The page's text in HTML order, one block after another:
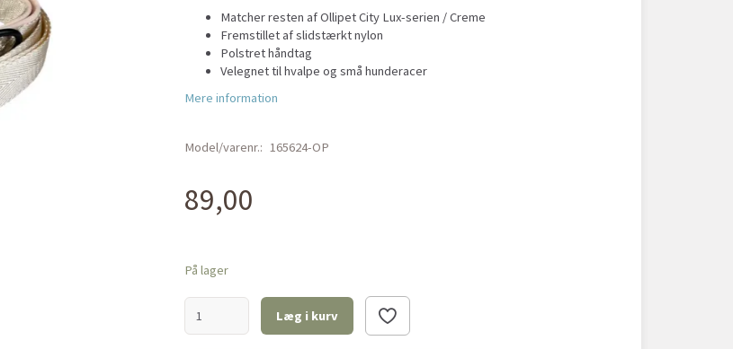
Matcher resten af Ollipet City Lux-serien / Creme
Fremstillet af slidstærkt nylon
Polstret håndtag
Velegnet til hvalpe og små hunderacer
Mere information
Model/varenr.: 165624-OP
89,00
På lager
Læg i kurv